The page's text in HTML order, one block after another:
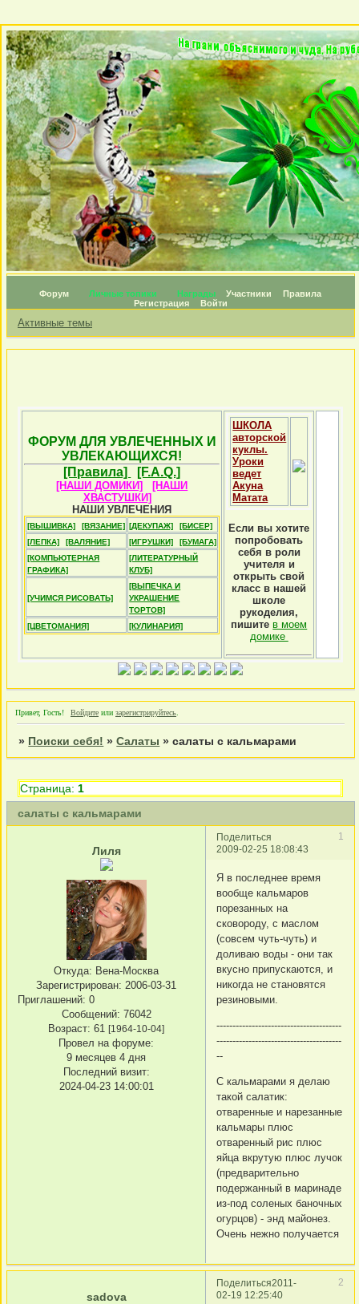
Форум Личные топики Награды Участники
Правила
Регистрация
Войти
Активные темы
ФОРУМ ДЛЯ УВЛЕЧЕННЫХ И
УВЛЕКАЮЩИХСЯ!
[Правила]
[F.A.Q.]
[НАШИ ДОМИКИ]
[НАШИ
ХВАСТУШКИ]
НАШИ УВЛЕЧЕНИЯ
[ВЫШИВКА] [ВЯЗАНИЕ] [ДЕКУПАЖ]
[БИСЕР]
[ЛЕПКА]
[ВАЛЯНИЕ] [ИГРУШКИ]
[БУМАГА]
[КОМПЬЮТЕРНАЯ
ГРАФИКА]
[ЛИТЕРАТУРНЫЙ
КЛУБ]
[УЧИМСЯ РИСОВАТЬ]
[ВЫПЕЧКА И
УКРАШЕНИЕ
ТОРТОВ]
[ЦВЕТОМАНИЯ]
[КУЛИНАРИЯ]
ШКОЛА
авторской
куклы.
Уроки
ведет
Акуна
Матата
Если вы хотите
попробовать
себя в роли
учителя и
открыть свой
класс в нашей
школе
рукоделия,
пишите в моем
домике
Привет, Гость! Войдите или зарегистрируйтесь
» Поиски себя! »Салаты »салаты с кальмарами
салаты с кальмарами
Страница: 1
Поделиться
1
2009-02-25 18:08:43
Лиля
Откуда: Вена-Москва
Зарегистрирован: 2006-03-31
Приглашений: 0
Сообщений: 76042
Возраст: 61 [1964-10-04]
Провел на форуме:
9 месяцев 4 дня
Последний визит:
2024-04-23 14:00:01
Я в последнее время
вообще кальмаров
порезанных на
сковороду, с маслом
(совсем чуть-чуть) и
доливаю воды - они так
вкусно припускаются, и
никогда не становятся
резиновыми.
---------------------------------------
---------------------------------------
--
С кальмарами я делаю
такой салатик:
отваренные и нарезанные
кальмары плюс
отваренный рис плюс
яйца вкрутую плюс лучок
(предварительно
подержанный в маринаде
из-под соленых баночных
огурцов) - энд майонез.
Очень нежно получается
Поделиться 2
2011-
02-19 12:25:40
sadova